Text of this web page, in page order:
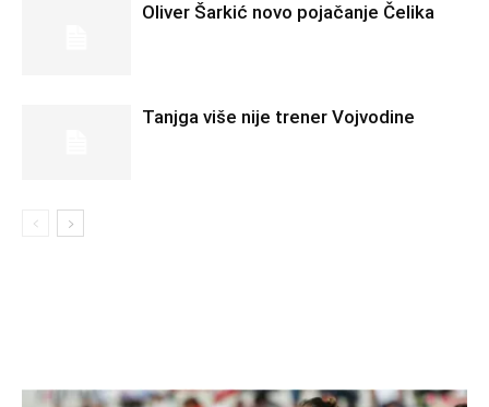
Oliver Šarkić novo pojačanje Čelika
Tanjga više nije trener Vojvodine